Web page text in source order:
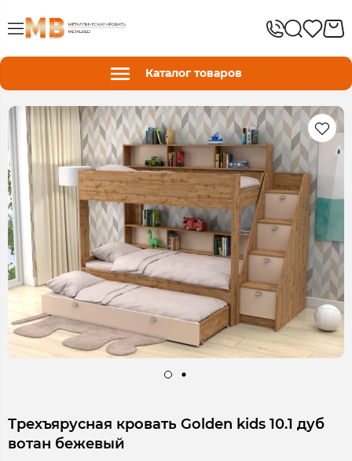
Каталог товаров
Трехъярусная кровать Golden kids 10.1 дуб
вотан бежевый